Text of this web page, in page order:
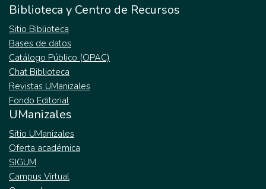
Biblioteca y Centro de Recursos
Sitio Biblioteca
Bases de datos
Catálogo Público (OPAC)
Chat Biblioteca
Revistas UManizales
Fondo Editorial
UManizales
Sitio UManizales
Oferta académica
SIGUM
Campus Virtual